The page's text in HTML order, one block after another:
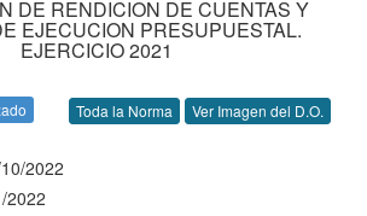
DE RENDICION DE CUENTAS Y
EJECUCION PRESUPUESTAL.
EJERCICIO 2021
Toda la Norma Ver Imagen del D.O.
2022
2022